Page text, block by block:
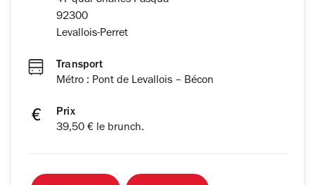
92300
Levallois-Perret
Transport
Métro : Pont de Levallois – Bécon
Prix
39,50 € le brunch.